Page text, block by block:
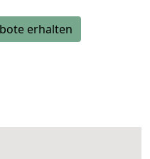
erhalten